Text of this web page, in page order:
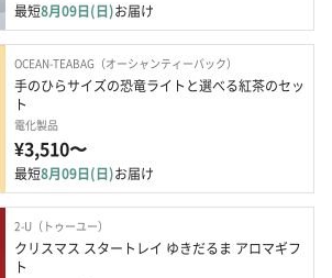
最短8月09日(日)お届け
OCEAN-TEABAG（オーシャンティーバック）
手のひらサイズの恐竜ライトと選べる紅茶のセッ
ト
電化製品
¥3,510〜
最短8月09日(日)お届け
2-U（トゥーユー）
クリスマス スタートレイ ゆきだるま アロマギフ
ト